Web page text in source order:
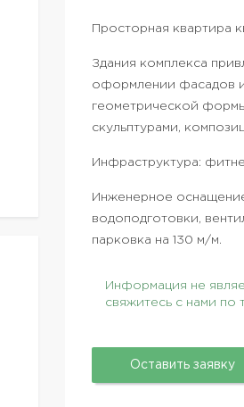
Просторная квартира
Здания комплекса
оформлении фасадов
геометрической
скульптурами,
Инфраструктура:
Инженерное
водоподготовки,
парковка на 130 м/м.
Информация не
свяжитесь с нами по
Оставить заявку